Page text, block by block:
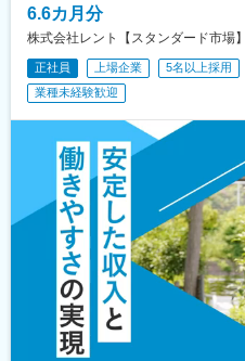
6.6カ月分
株式会社レント【スタンダード市場】
正社員 上場企業 5名以上採用
業種未経験歓迎